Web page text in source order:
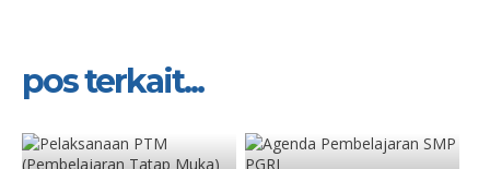
pos terkait...